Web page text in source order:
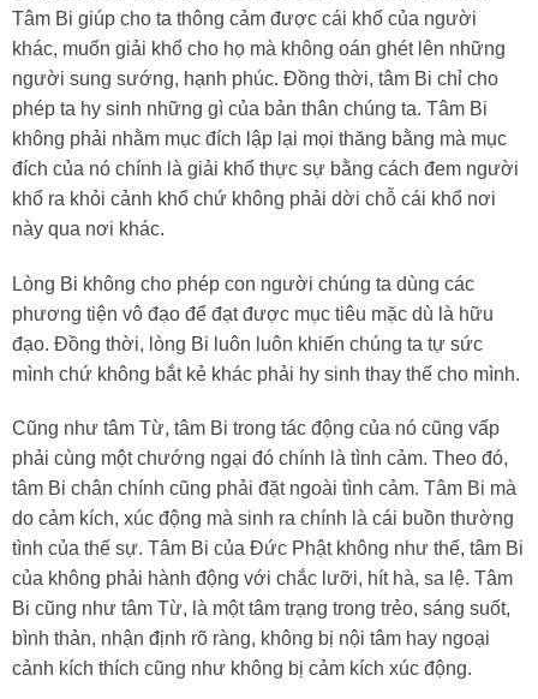
Tâm Bi giúp cho ta thông cảm được cái khổ của người
khác, muốn giải khổ cho họ mà không oán ghét lên những
người sung sướng, hạnh phúc. Đồng thời, tâm Bi chỉ cho
phép ta hy sinh những gì của bản thân chúng ta. Tâm Bi
không phải nhằm mục đích lập lại mọi thăng bằng mà mục
đích của nó chính là giải khổ thực sự bằng cách đem người
khổ ra khỏi cảnh khổ chứ không phải dời chỗ cái khổ nơi
này qua nơi khác.
Lòng Bi không cho phép con người chúng ta dùng các
phương tiện vô đạo để đạt được mục tiêu mặc dù là hữu
đạo. Đồng thời, lòng Bi luôn luôn khiến chúng ta tự sức
mình chứ không bắt kẻ khác phải hy sinh thay thế cho mình.
Cũng như tâm Từ, tâm Bi trong tác động của nó cũng vấp
phải cùng một chướng ngại đó chính là tình cảm. Theo đó,
tâm Bi chân chính cũng phải đặt ngoài tình cảm. Tâm Bi mà
do cảm kích, xúc động mà sinh ra chính là cái buồn thường
tình của thế sự. Tâm Bi của Đức Phật không như thế, tâm Bi
của không phải hành động với chắc lưỡi, hít hà, sa lệ. Tâm
Bi cũng như tâm Từ, là một tâm trạng trong trẻo, sáng suốt,
bình thản, nhận định rõ ràng, không bị nội tâm hay ngoại
cảnh kích thích cũng như không bị cảm kích xúc động.